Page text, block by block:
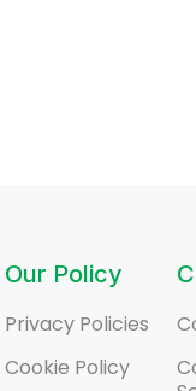
Our Policy
Privacy Policies
Cookie Policy